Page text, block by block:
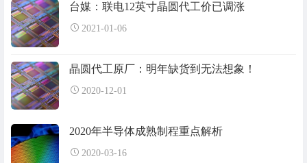
台媒：联电12英寸晶圆代工价已调涨
2021-01-06
晶圆代工原厂：明年缺货到无法想象！
2020-12-01
2020年半导体成熟制程重点解析
2020-03-16